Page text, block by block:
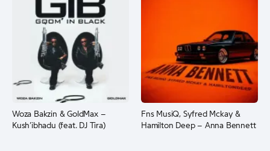
Woza Bakzin & GoldMax –
Kush’ibhadu (feat. DJ Tira)
Fns MusiQ, Syfred Mckay &
Hamilton Deep – Anna Bennett